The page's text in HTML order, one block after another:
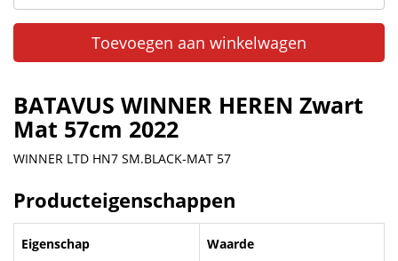
Toevoegen aan winkelwagen
BATAVUS WINNER HEREN Zwart
Mat 57cm 2022
WINNER LTD HN7 SM.BLACK-MAT 57
Producteigenschappen
Eigenschap Waarde